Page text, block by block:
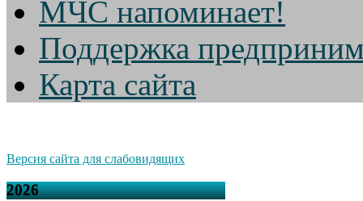
МЧС напоминает!
Поддержка
Карта сайта
Версия сайта для слабовидящих
2026